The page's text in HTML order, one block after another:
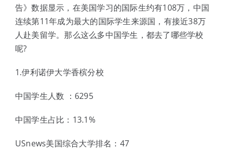
告》数据显示，在美国学习的国际生约有108万，中国
连续第11年成为最大的国际学生来源国，有接近38万
人赴美留学。那么这么多中国学生，都去了哪些学校
呢?
1.伊利诺伊大学香槟分校
中国学生人数 ：6295
中国学生占比：13.1%
USnews美国综合大学排名：47